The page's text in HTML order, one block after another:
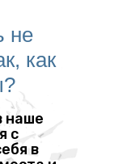
не
как
наше
с
в